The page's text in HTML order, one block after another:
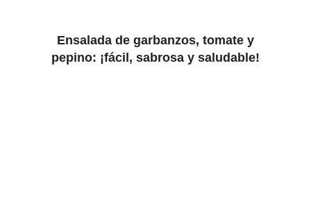
Ensalada de garbanzos, tomate y
pepino: ¡fácil, sabrosa y saludable!